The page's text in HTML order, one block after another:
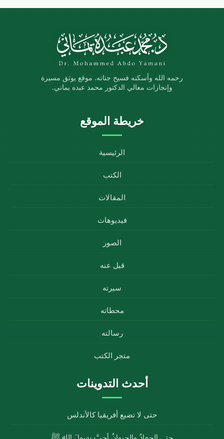
رحمه الله وأسكنه فسيح جناته. موقع يوثق مسيرة
وإنجازات معالي الدكتور محمد عبده يماني.
خريطة الموقع
الرئيسية
الكتب
المقالات
فيديوهات
الصور
قيل عنه
سيرته
محطاته
رسالته
متجر الكتب
أحدث التدوينات
حتى لا تضيع أفريقيا كالأندلس
حتى الجمادُ والحيوانُ أحبَّ رسولَ الله ﷺ